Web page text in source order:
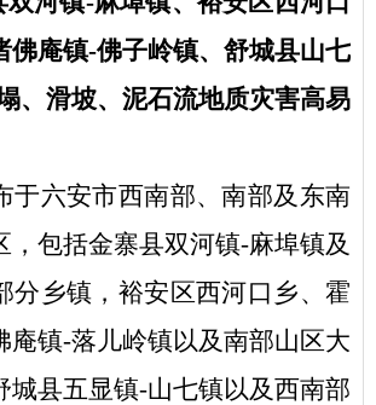
佛庵镇-佛子岭镇、舒城县山七
、滑坡、泥石流地质灾害高易
于六安市西南部、南部及东南
，包括金寨县双河镇-麻埠镇及
分乡镇，裕安区西河口乡、霍
庵镇-落儿岭镇以及南部山区大
城县五显镇-山七镇以及西南部